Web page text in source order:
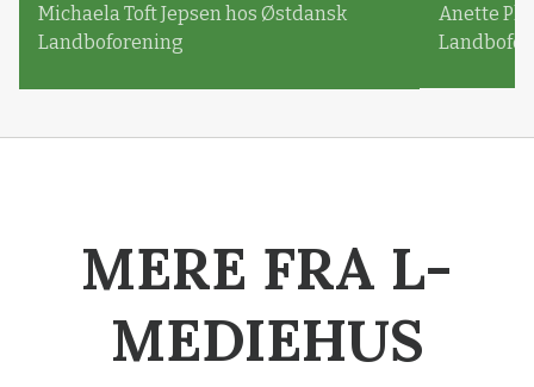
Michaela Toft Jepsen hos Østdansk
Landboforening
Anette
MERE FRA L-
MEDIEHUS